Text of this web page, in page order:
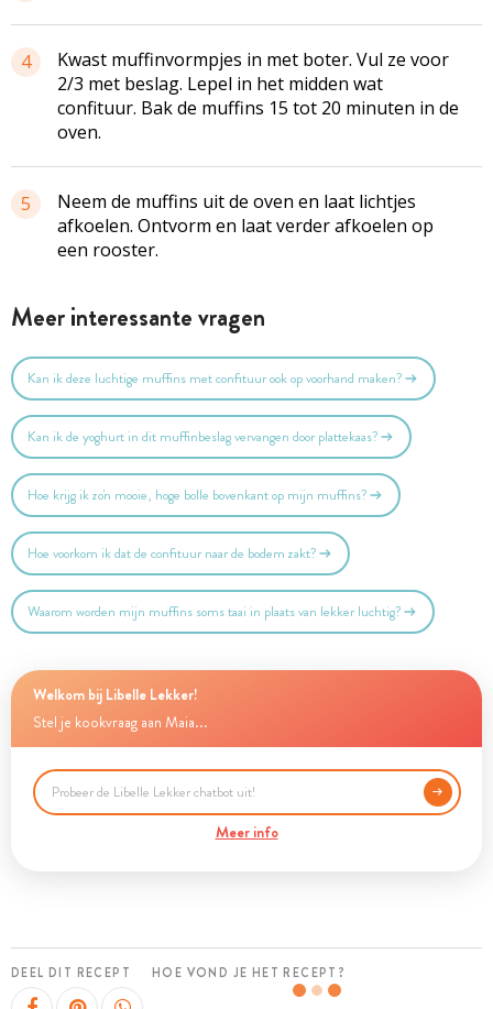
4
Kwast muffinvormpjes in met boter. Vul ze voor
2/3 met beslag. Lepel in het midden wat
confituur. Bak de muffins 15 tot 20 minuten in de
oven.
5
Neem de muffins uit de oven en laat lichtjes
afkoelen. Ontvorm en laat verder afkoelen op
een rooster.
Meer interessante vragen
Kan ik deze luchtige muffins met confituur ook op voorhand maken?
Kan ik de yoghurt in dit muffinbeslag vervangen door plattekaas?
Hoe krijg ik zo'n mooie, hoge bolle bovenkant op mijn muffins?
Hoe voorkom ik dat de confituur naar de bodem zakt?
Waarom worden mijn muffins soms taai in plaats van lekker luchtig?
Welkom bij Libelle Lekker!
Stel je kookvraag aan Maia...
Meer info
DEEL DIT RECEPT HOE VOND JE HET RECEPT?